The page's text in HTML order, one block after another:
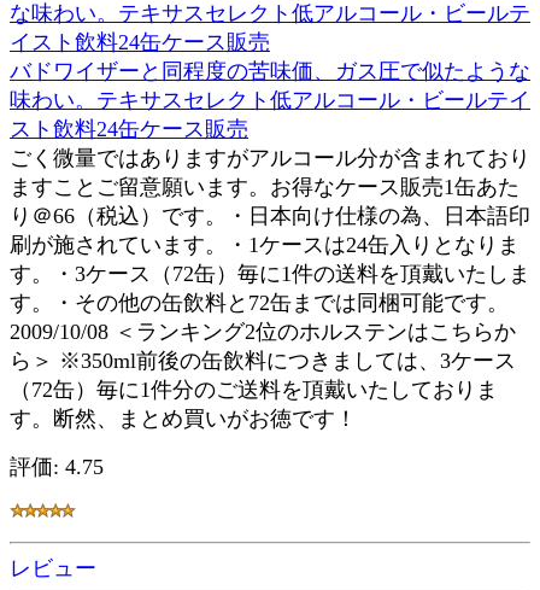
バドワイザーと同程度の苦味価、ガス圧で似たような
味わい。テキサスセレクト低アルコール・ビールテイ
スト飲料24缶ケース販売
ごく微量ではありますがアルコール分が含まれており
ますことご留意願います。お得なケース販売1缶あた
り＠66（税込）です。・日本向け仕様の為、日本語印
刷が施されています。・1ケースは24缶入りとなりま
す。・3ケース（72缶）毎に1件の送料を頂戴いたしま
す。・その他の缶飲料と72缶までは同梱可能です。
2009/10/08 ＜ランキング2位のホルステンはこちらか
ら＞ ※350ml前後の缶飲料につきましては、3ケース
（72缶）毎に1件分のご送料を頂戴いたしておりま
す。断然、まとめ買いがお徳です！
評価: 4.75
レビュー